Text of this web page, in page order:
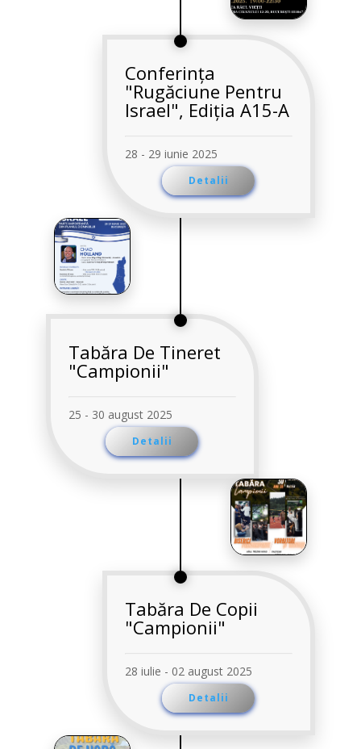
Conferința
"Rugăciune Pentru
Israel", Ediția A15-A
28 - 29 iunie 2025
Detalii
Tabăra De Tineret
"Campionii"
25 - 30 august 2025
Detalii
Tabăra De Copii
"Campionii"
28 iulie - 02 august 2025
Detalii